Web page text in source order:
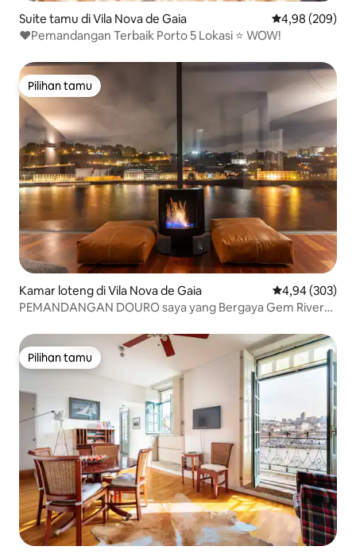
Suite tamu di Vila Nova de Gaia Nilai rata-rata
4,98 (209)
❤️Pemandangan Terbaik Porto 5 Lokasi ⭐️ WOW!
Pilihan tamu
Pilihan tamu
Kamar loteng di Vila Nova de Gaia Nilai rata-rata
4,94 (303)
PEMANDANGAN DOURO saya yang Bergaya Gem River
Pilihan tamu
Pilihan tamu